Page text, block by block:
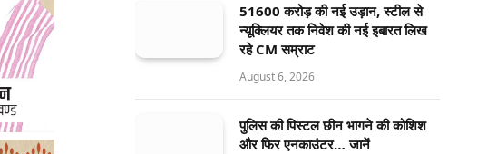
51600 करोड़ की नई उड़ान, स्टील से
न्यूक्लियर तक निवेश की नई इबारत लिख
रहे CM सम्राट
August 6, 2026
पुलिस की पिस्टल छीन भागने की कोशिश
और फिर एनकाउंटर… जानें